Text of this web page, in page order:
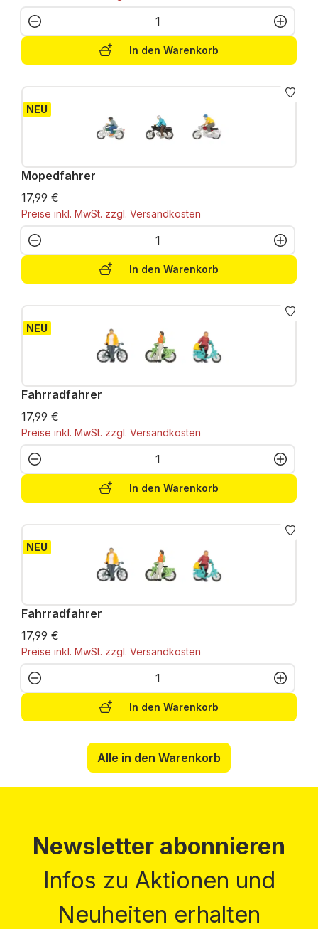
Produkt Anzahl: Gib den
In den Warenkorb
NEU
Mopedfahrer
17,99 €
Preise inkl. MwSt. zzgl. Versandkosten
Produkt Anzahl: Gib den
In den Warenkorb
NEU
Fahrradfahrer
17,99 €
Preise inkl. MwSt. zzgl. Versandkosten
Produkt Anzahl: Gib den
In den Warenkorb
NEU
Fahrradfahrer
17,99 €
Preise inkl. MwSt. zzgl. Versandkosten
Produkt Anzahl: Gib den
In den Warenkorb
Alle in den Warenkorb
Newsletter abonnieren
Infos zu Aktionen und
Neuheiten erhalten